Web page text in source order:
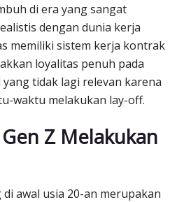
di era yang sangat
dengan dunia kerja
memiliki sistem kerja kontrak
loyalitas penuh pada
tidak lagi relevan karena
waktu melakukan lay-off.
Z Melakukan
awal usia 20-an merupakan